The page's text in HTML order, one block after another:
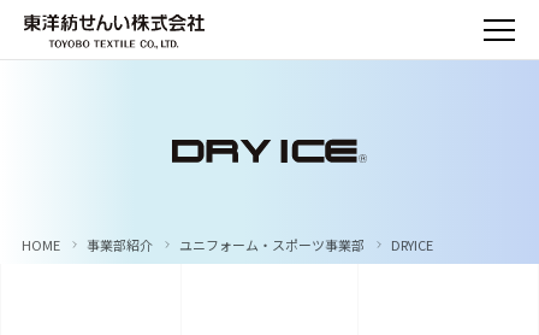
HOME 事業部紹介 ユニフォーム・スポーツ事業部 DRYICE